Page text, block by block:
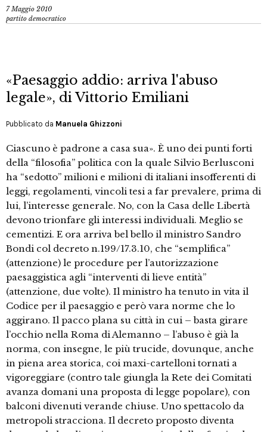
7 Maggio 2010
partito democratico
«Paesaggio addio: arriva l'abuso
legale», di Vittorio Emiliani
Pubblicato da Manuela Ghizzoni
Ciascuno è padrone a casa sua». È uno dei punti forti
della “filosofia” politica con la quale Silvio Berlusconi
ha “sedotto” milioni e milioni di italiani insofferenti di
leggi, regolamenti, vincoli tesi a far prevalere, prima di
lui, l’interesse generale. No, con la Casa delle Libertà
devono trionfare gli interessi individuali. Meglio se
cementizi. E ora arriva bel bello il ministro Sandro
Bondi col decreto n.199/17.3.10, che “semplifica”
(attenzione) le procedure per l’autorizzazione
paesaggistica agli “interventi di lieve entità”
(attenzione, due volte). Il ministro ha tenuto in vita il
Codice per il paesaggio e però vara norme che lo
aggirano. Il pacco plana su città in cui – basta girare
l’occhio nella Roma di Alemanno – l’abuso è già la
norma, con insegne, le più trucide, dovunque, anche
in piena area storica, coi maxi-cartelloni tornati a
vigoreggiare (contro tale giungla la Rete dei Comitati
avanza domani una proposta di legge popolare), con
balconi divenuti verande chiuse. Uno spettacolo da
metropoli stracciona. Il decreto proposto diventa